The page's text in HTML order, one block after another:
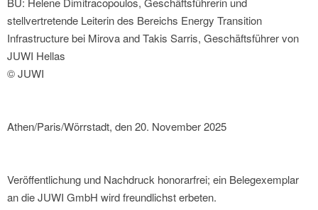
stellvertretende Leiterin des Bereichs Energy Transition
Infrastructure bei Mirova and Takis Sarris, Geschäftsführer von
JUWI Hellas
© JUWI
Athen/Paris/Wörrstadt, den 20. November 2025
Veröffentlichung und Nachdruck honorarfrei; ein Belegexemplar
an die JUWI GmbH wird freundlichst erbeten.